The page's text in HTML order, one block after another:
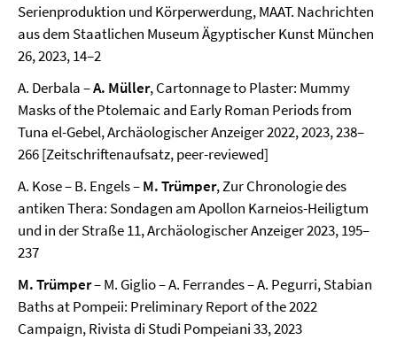
Serienproduktion und Körperwerdung, MAAT. Nachrichten
aus dem Staatlichen Museum Ägyptischer Kunst München
26, 2023, 14–2
A. Derbala –A. Müller, Cartonnage to Plaster: Mummy
Masks of the Ptolemaic and Early Roman Periods from
Tuna el-Gebel, Archäologischer Anzeiger 2022, 2023, 238–
266 [Zeitschriftenaufsatz, peer-reviewed]
A. Kose – B. Engels –M. Trümper, Zur Chronologie des
antiken Thera: Sondagen am Apollon Karneios-Heiligtum
und in der Straße 11, Archäologischer Anzeiger 2023, 195–
237
M. Trümper– M. Giglio – A. Ferrandes – A. Pegurri, Stabian
Baths at Pompeii: Preliminary Report of the 2022
Campaign, Rivista di Studi Pompeiani 33, 2023